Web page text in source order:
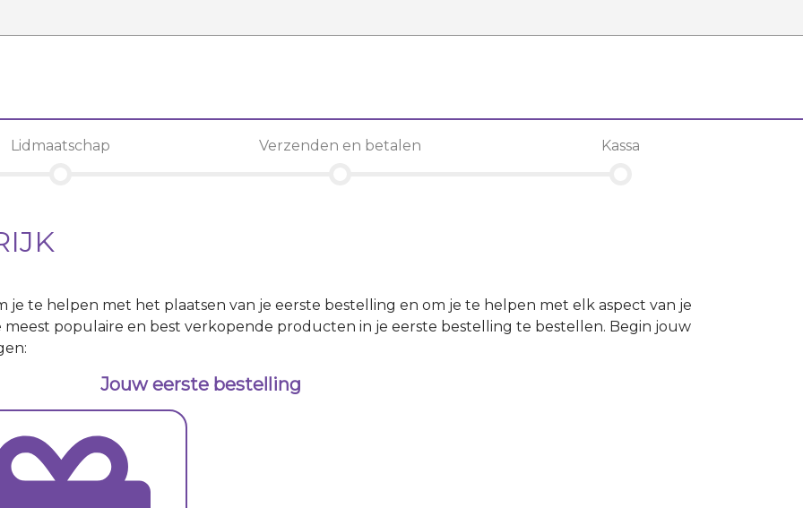
Lidmaatschap Verzenden en betalen Kassa
je te helpen met het plaatsen van je eerste bestelling en om je te helpen met elk aspect van je
meest populaire en best verkopende producten in je eerste bestelling te bestellen. Begin jouw
Jouw eerste bestelling